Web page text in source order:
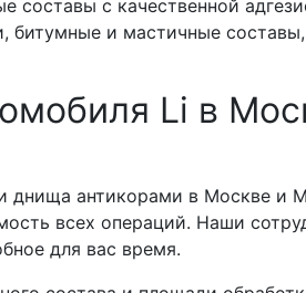
с качественной
битумные и мастичные
Li в
днища антикорами в Москве и
всех операций. Наши
для вас время.